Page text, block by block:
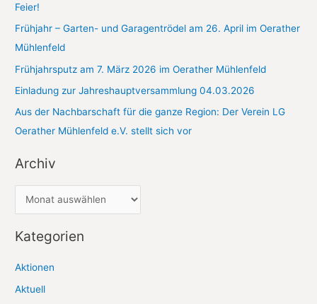
Feier!
Frühjahr – Garten- und Garagentrödel am 26. April im Oerather
Mühlenfeld
Frühjahrsputz am 7. März 2026 im Oerather Mühlenfeld
Einladung zur Jahreshauptversammlung 04.03.2026
Aus der Nachbarschaft für die ganze Region: Der Verein LG
Oerather Mühlenfeld e.V. stellt sich vor
Archiv
r
c
i
v
Kategorien
Aktionen
Aktuell